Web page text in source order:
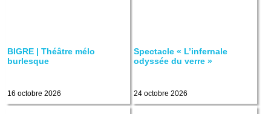
BIGRE | Théâtre mélo
burlesque
16 octobre 2026
Spectacle « L’infernale
odyssée du verre »
24 octobre 2026